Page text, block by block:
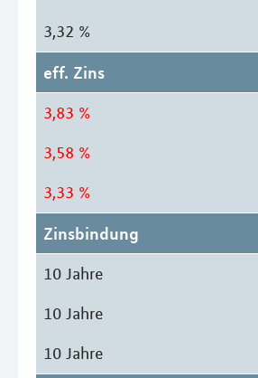
3,32 %
eff. Zins
3,83 %
3,58 %
3,33 %
Zinsbindung
10 Jahre
10 Jahre
10 Jahre